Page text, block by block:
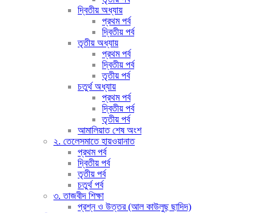
দ্বিতীয় অধ্যায়
প্রথম পর্ব
দ্বিতীয় পর্ব
তৃতীয় অধ্যায়
প্রথম পর্ব
দ্বিতীয় পর্ব
তৃতীয় পর্ব
চতুর্থ অধ্যায়
প্রথম পর্ব
দ্বিতীয় পর্ব
তৃতীয় পর্ব
আমালিয়াত শেষ অংশ
২. তেলেসমাতে হায়ওয়ানাত
প্রথম পর্ব
দ্বিতীয় পর্ব
তৃতীয় পর্ব
চতুর্থ পর্ব
৩. তাজবীদ শিক্ষা
প্রশ্ন ও উত্তর (আল কাউলুছ ছাদিদ)